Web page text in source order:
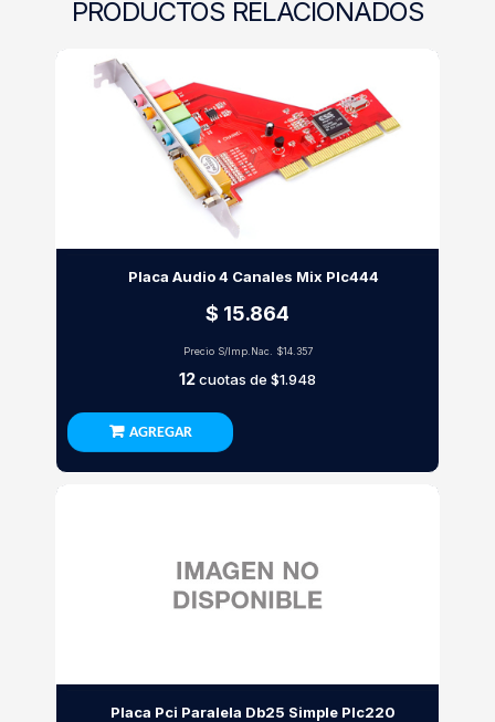
PRODUCTOS RELACIONADOS
Placa Audio 4 Canales Mix Plc444
$ 15.864
Precio S/Imp.Nac. $14.357
12cuotas de $1.948
AGREGAR
Placa Pci Paralela Db25 Simple Plc220